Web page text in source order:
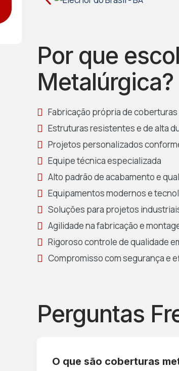
Por que
Metalúrgica?
Fabricação própria de
Estruturas resistentes e de alta
Projetos personalizados
Equipe técnica especializada
Alto padrão de acabamento e
Equipamentos modernos e
Soluções para projetos
Agilidade na fabricação e
Rigoroso controle de qualidade
Compromisso com segurança e
Perguntas
O que são coberturas